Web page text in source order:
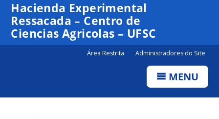
Hacienda Experimental
Ressacada – Centro de
Ciencias Agricolas – UFSC
Área Restrita Administradores do Site
MENU